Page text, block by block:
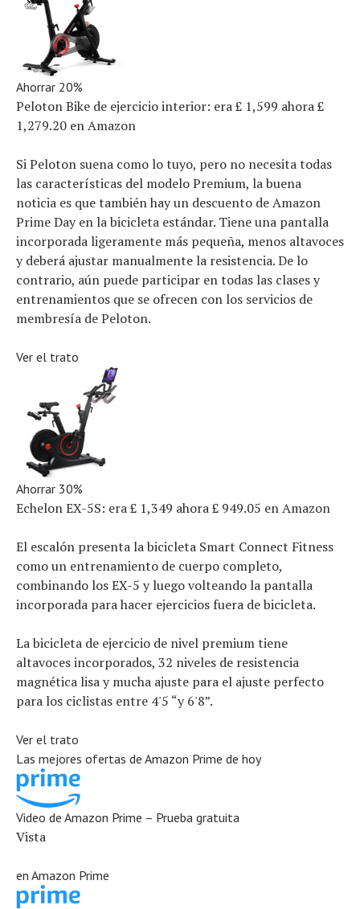
Ahorrar 20%
Peloton Bike de ejercicio interior: era £ 1,599 ahora £
1,279.20 en Amazon
Si Peloton suena como lo tuyo, pero no necesita todas
las características del modelo Premium, la buena
noticia es que también hay un descuento de Amazon
Prime Day en la bicicleta estándar. Tiene una pantalla
incorporada ligeramente más pequeña, menos altavoces
y deberá ajustar manualmente la resistencia. De lo
contrario, aún puede participar en todas las clases y
entrenamientos que se ofrecen con los servicios de
membresía de Peloton.
Ver el trato
Ahorrar 30%
Echelon EX-5S: era £ 1,349 ahora £ 949.05 en Amazon
El escalón presenta la bicicleta Smart Connect Fitness
como un entrenamiento de cuerpo completo,
combinando los EX-5 y luego volteando la pantalla
incorporada para hacer ejercicios fuera de bicicleta.
La bicicleta de ejercicio de nivel premium tiene
altavoces incorporados, 32 niveles de resistencia
magnética lisa y mucha ajuste para el ajuste perfecto
para los ciclistas entre 4'5 “y 6'8”.
Ver el trato
Las mejores ofertas de Amazon Prime de hoy
Video de Amazon Prime – Prueba gratuita
Vista
en Amazon Prime